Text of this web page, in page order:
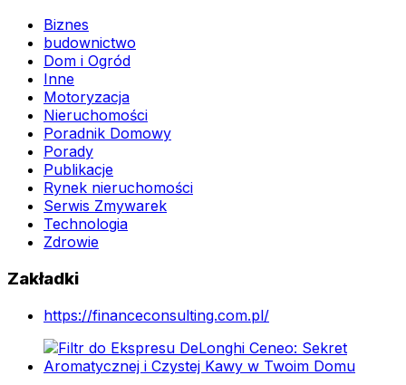
Biznes
budownictwo
Dom i Ogród
Inne
Motoryzacja
Nieruchomości
Poradnik Domowy
Porady
Publikacje
Rynek nieruchomości
Serwis Zmywarek
Technologia
Zdrowie
Zakładki
https://financeconsulting.com.pl/